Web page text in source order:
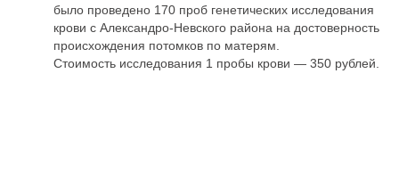
было проведено 170 проб генетических исследования
крови с Александро-Невского района на достоверность
происхождения потомков по матерям.
Стоимость исследования 1 пробы крови — 350 рублей.